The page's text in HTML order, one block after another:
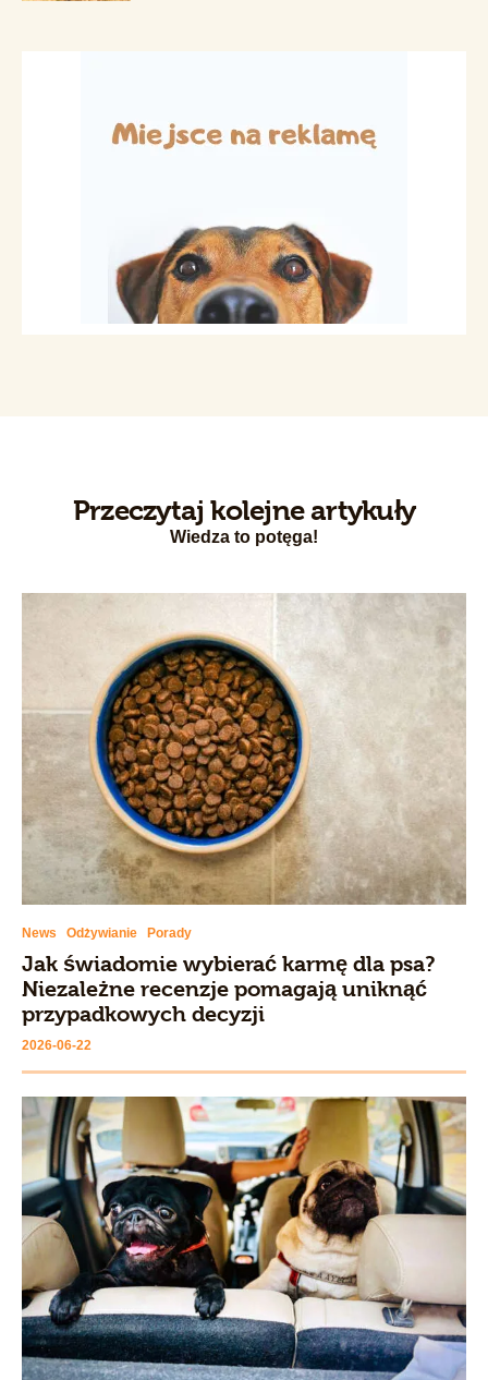
Przeczytaj kolejne artykuły
Wiedza to potęga!
News Odżywianie Porady
Jak świadomie wybierać karmę dla psa?
Niezależne recenzje pomagają uniknąć
przypadkowych decyzji
2026-06-22